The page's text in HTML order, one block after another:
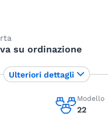
su ordinazione
Modello
22
Ulteriori dettagli